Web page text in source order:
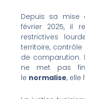
Depuis sa mise
février 2025, il
restrictives
territoire,
de comparution.
ne met pas
le normalise, elle